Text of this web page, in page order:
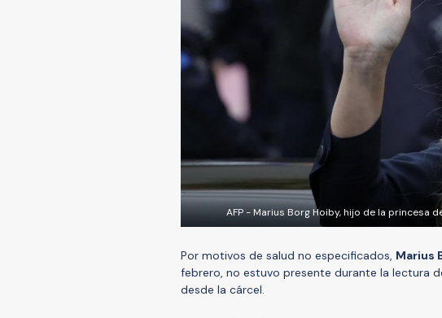
AFP - Marius Borg Hoiby, hijo de la princesa
Por motivos de salud no especificados, Marius
febrero, no estuvo presente durante la lectura
desde la cárcel.